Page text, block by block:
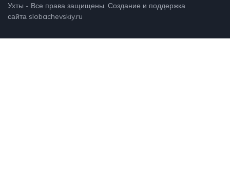
Ухты - Все права защищены. Создание и поддержка
сайта slobachevskiy.ru